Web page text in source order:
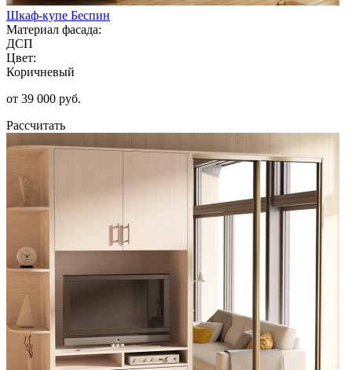
Шкаф-купе Беспин
Материал фасада:
ДСП
Цвет:
Коричневый
от 39 000 руб.
Рассчитать